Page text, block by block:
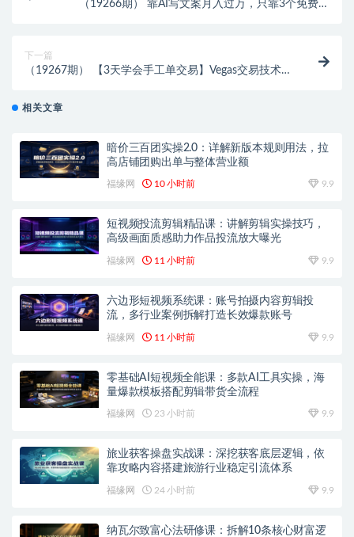
（19266期） 靠AI写文案月入过万，只靠3个免费工
下一篇
（19267期） 【3天学会手工单交易】Vegas交易技术
相关文章
暗价三百团实操2.0：详解新版本规则用法，拉
高店铺团购出单与整体营业额
福缘网 10 小时前 9.9
短视频投流剪辑精品课：讲解剪辑实操技巧，
高级画面质感助力作品投流放大曝光
福缘网 11 小时前 9.9
六边形短视频系统课：账号拍摄内容剪辑投
流，多行业案例拆解打造长效爆款账号
福缘网 11 小时前 9.9
零基础AI短视频全能课：多款AI工具实操，海
量爆款模板搭配剪辑带货全流程
福缘网 23 小时前 9.9
旅业获客操盘实战课：深挖获客底层逻辑，依
靠攻略内容搭建旅游行业稳定引流体系
福缘网 24 小时前 9.9
纳瓦尔致富心法研修课：拆解10条核心财富逻